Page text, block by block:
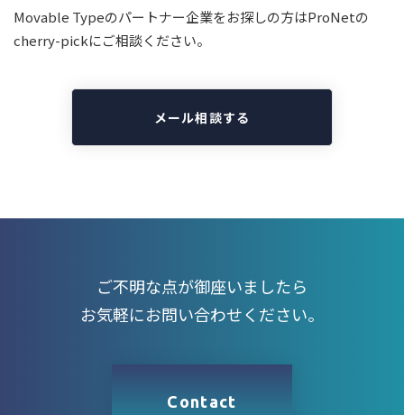
Movable Typeのパートナー企業をお探しの方はProNetの
cherry-pickにご相談ください。
メール相談する
ご不明な点が御座いましたら
お気軽にお問い合わせください。
Contact